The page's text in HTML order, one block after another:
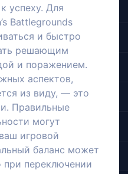
успеху. Для
Battlegrounds
и быстро
решающим
и поражением.
аспектов,
из виду, — это
Правильные
могут
игровой
баланс может
переключении